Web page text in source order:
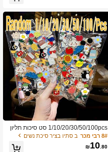
1/10/20/30/50/100pcs סט סיכות תליון
קריקטורה אקראי - סיכות אמייל גותיות וינ
טג' פאנק אופנתיות, מתאימות לחולצות,
תיקים, מושלמות ללבישה יומיומית ומסיבו
8# רבי מכר ב סתיו בציר סיכת נשים
₪10.80